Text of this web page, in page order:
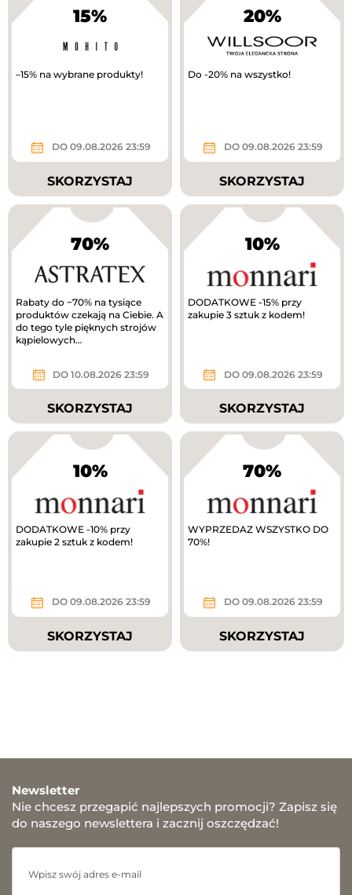
15%
–15% na wybrane produkty!
DO 09.08.2026 23:59
SKORZYSTAJ
20%
Do -20% na wszystko!
DO 09.08.2026 23:59
SKORZYSTAJ
70%
Rabaty do −70% na tysiące
produktów czekają na Ciebie. A
do tego tyle pięknych strojów
kąpielowych…
DO 10.08.2026 23:59
SKORZYSTAJ
10%
DODATKOWE -15% przy
zakupie 3 sztuk z kodem!
DO 09.08.2026 23:59
SKORZYSTAJ
10%
DODATKOWE -10% przy
zakupie 2 sztuk z kodem!
DO 09.08.2026 23:59
SKORZYSTAJ
70%
WYPRZEDAZ WSZYSTKO DO
70%!
DO 09.08.2026 23:59
SKORZYSTAJ
Newsletter
Nie chcesz przegapić najlepszych promocji? Zapisz się
do naszego newslettera i zacznij oszczędzać!